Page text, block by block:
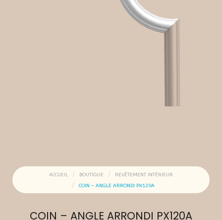
ACCUEIL BOUTIQUE
REVÊTEMENT INTÉRIEUR
COIN – ANGLE ARRONDI PX120A
COIN – ANGLE ARRONDI PX120A